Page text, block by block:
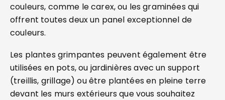
couleurs, comme le carex, ou les graminées qui
offrent toutes deux un panel exceptionnel de
couleurs.
Les plantes grimpantes peuvent également être
utilisées en pots, ou jardinières avec un support
(treillis, grillage) ou être plantées en pleine terre
devant les murs extérieurs que vous souhaitez